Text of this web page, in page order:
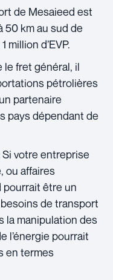
de Mesaieed est
50 km au sud de
million d’EVP.
le fret général, il
pétrolières
partenaire
pays dépendant de
Si votre entreprise
ou affaires
pourrait être un
de transport
la manipulation des
l’énergie pourrait
en termes